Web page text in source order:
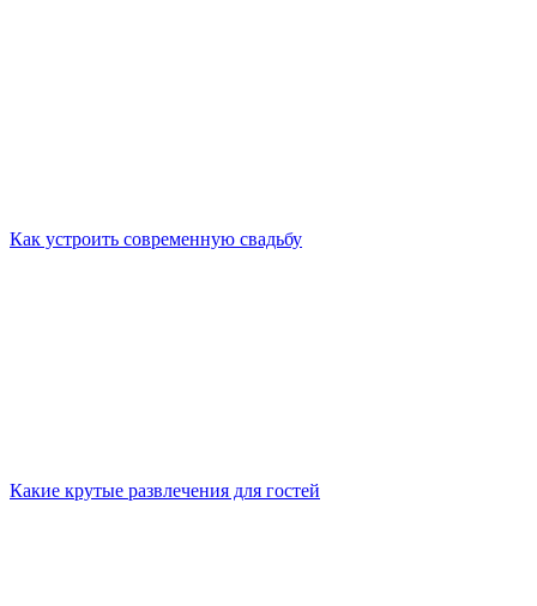
Как устроить современную свадьбу
Какие крутые развлечения для гостей